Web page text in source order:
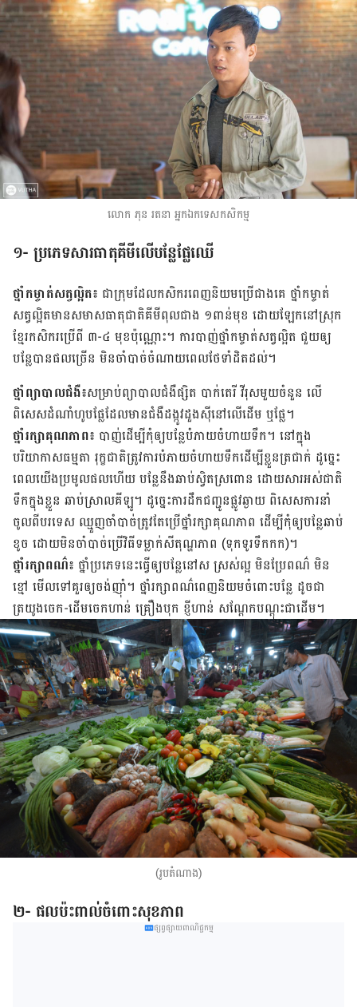
លោក ភុន រតនា អ្នកឯកទេសកសិកម្ម
១- ប្រភេទសារធាតុគីមីលើបន្លែផ្លែឈើ
ថ្នាំកម្ចាត់សត្វល្អិត៖ ជា​ក្រុម​ដែលកសិករពេញ​និយម​ប្រើ​ជាង​គេ ថ្នាំ​កម្ចាត់​
សត្វ​ល្អិត​មាន​សមាសធាតុ​ជាតិ​គីមី​ពុល​ជាង ១ពាន់មុខ ដោយ​ឡែកនៅ​ស្រុក​
ខ្មែរ​កសិករ​ប្រើ​ពី ៣-៤ មុខ​ប៉ុណ្ណោះ។ ការ​បាញ់​ថ្នាំ​កម្ចាត់​សត្វ​ល្អិត ជួយ​ឲ្យ​
បន្លែ​បាន​ផល​ច្រើន មិន​ចាំបាច់​ចំណាយ​ពេល​ថែទាំ​ដិត​ដល់។
ថ្នាំ​ព្យាបាល​ជំងឺ៖សម្រាប់​ព្យាបាល​​ជំងឺ​ផ្សិត បាក់តេរី វីរុស​មួយ​ចំនួន ​លើ
ពិសេស​ដំណាំ​ហូប​ផ្លែ​ដែល​មាន​ជំងឺដង្កូវ​ដួងស៊ី​នៅ​លើ​ដើម ឬ​ផ្លែ។
ថ្នាំរក្សាគុណភាព៖ បាញ់​ដើម្បី​កុំ​ឲ្យបន្លែ​បំភាយ​ចំហាយ​ទឹក។ នៅ​ក្នុង​
បរិយាកាស​ធម្មតា រុក្ខជាតិ​ត្រូវ​ការ​បំភាយ​ចំហាយ​ទឹក​ដើម្បី​ខ្លួន​ត្រជាក់ ដូច្នេះ​
ពេល​យើង​ប្រមូល​ផល​ហើយ បន្លែ​នឹង​ឆាប់​ស្វិត​ស្រពោន ដោយសារ​អស់​ជាតិ​
ទឹក​ក្នុង​ខ្លួន ឆាប់​ស្រាល​គីឡូ។ ដូច្នេះ​ការ​ដឹក​ជញ្ជូន​ផ្លូវ​ឆ្ងាយ ពិសេស​ការ​នាំ
ចូល​ពី​បរទេស ឈ្មួញ​ចាំបាច់​ត្រូវ​តែ​ប្រើ​ថ្នាំ​រក្សា​គុណភាព ដើម្បី​កុំ​ឲ្យ​បន្លែ​ឆាប់​
ខូច ដោយ​មិន​ចាំបាច់​ប្រើ​វិធី​ទម្លាក់​សីតុណ្ហភាព (ទុក​ទូរទឹកកក)។
ថ្នាំរក្សាពណ៌៖ ថ្នាំ​ប្រភេទ​នេះ​ធ្វើ​ឲ្យ​បន្លែ​នៅ​ស ស្រស់​ល្អ មិន​​ប្រែ​ពណ៌ មិន​
ខ្មៅ មើល​ទៅ​គួរ​ឲ្យ​ចង់ញ៉ាំ។ ថ្នាំ​រក្សា​ពណ៌ពេញ​និយម​ចំពោះ​បន្លែ ដូចជា​
ត្រយូង​ចេក-ដើមចេក​ហាន់ គ្រឿងបុក ខ្ញីហាន់ សណ្តែក​បណ្តុះ​ជាដើម។
(រូបតំណាង)
២- ផលប៉ះពាល់ចំពោះសុខភាព
ផ្សព្វផ្សាយពាណិជ្ជកម្ម